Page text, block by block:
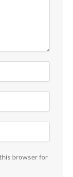
browser for